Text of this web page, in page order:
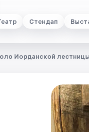
Стендап
Иорданской лестницы